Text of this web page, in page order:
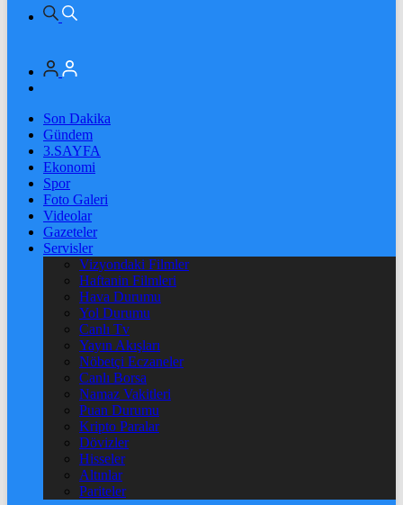
Son Dakika
Gündem
3.SAYFA
Ekonomi
Spor
Foto Galeri
Videolar
Gazeteler
Servisler
Vizyondaki Filmler
Haftanin Filmleri
Hava Durumu
Yol Durumu
Canlı Tv
Yayın Akışları
Nöbetçi Eczaneler
Canlı Borsa
Namaz Vakitleri
Puan Durumu
Kripto Paralar
Dövizler
Hisseler
Altınlar
Pariteler